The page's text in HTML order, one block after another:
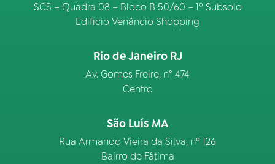
SCS – Quadra 08 – Bloco B 50/60 – 1º Subsolo
Edifício Venâncio Shopping
Rio de Janeiro RJ
Av. Gomes Freire, n° 474
Centro
São Luís MA
Rua Armando Vieira da Silva, nº 126
Bairro de Fátima